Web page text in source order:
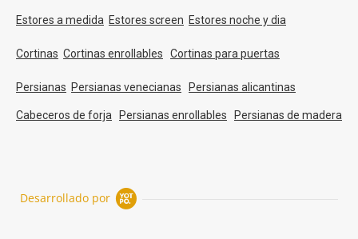
Estores a medida Estores screen Estores noche y dia
Cortinas Cortinas enrollables Cortinas para puertas
Persianas Persianas venecianas Persianas alicantinas
Cabeceros de forja Persianas enrollables Persianas de madera
Desarrollado por